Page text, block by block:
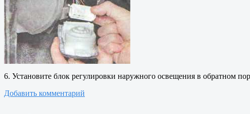
6. Установите блок регулировки наружного освещения в обратном
Добавить комментарий